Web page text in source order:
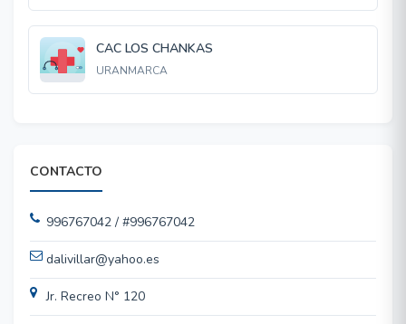
CAC LOS CHANKAS
URANMARCA
CONTACTO
996767042 / #996767042
dalivillar@yahoo.es
Jr. Recreo N° 120